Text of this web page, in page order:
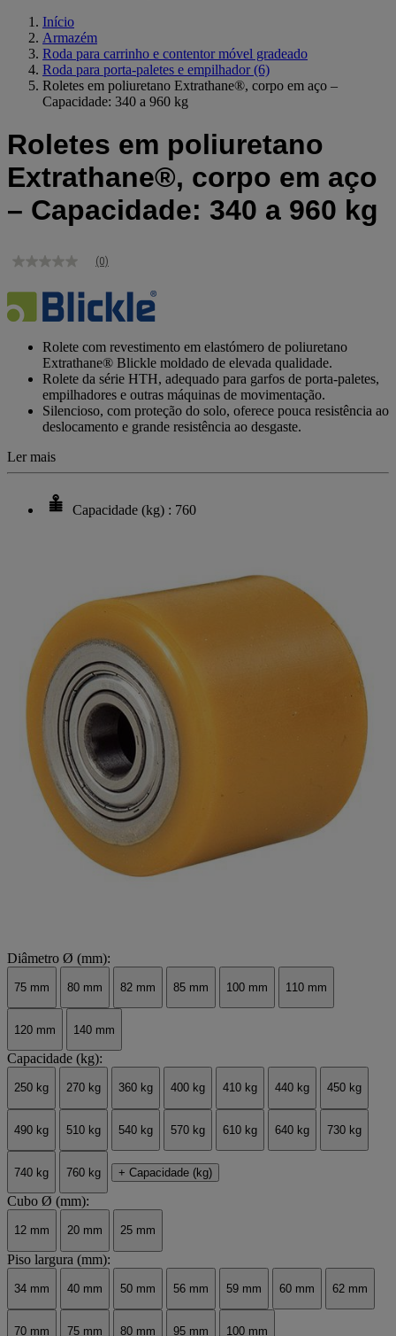
Início
Armazém
Roda para carrinho e contentor móvel gradeado
Roda para porta-paletes e empilhador (6)
Roletes em poliuretano Extrathane®, corpo em aço –
Capacidade: 340 a 960 kg
Roletes em poliuretano
Extrathane®, corpo em aço
– Capacidade: 340 a 960 kg
Sem
de
classificação
Link
mesma
página.
(0)
Rolete com revestimento em elastómero de poliuretano
Extrathane® Blickle moldado de elevada qualidade.
Rolete da série HTH, adequado para garfos de porta-paletes,
empilhadores e outras máquinas de movimentação.
Silencioso, com proteção do solo, oferece pouca resistência ao
deslocamento e grande resistência ao desgaste.
Ler mais
Capacidade (kg) : 760
Diâmetro Ø (mm):
75 mm 80 mm 82 mm 85 mm 100 mm 110 mm
120 mm 140 mm
Capacidade (kg):
250 kg 270 kg 360 kg 400 kg 410 kg 440 kg 450 kg
490 kg 510 kg 540 kg 570 kg 610 kg 640 kg 730 kg
740 kg 760 kg + Capacidade (kg)
Cubo Ø (mm):
12 mm 20 mm 25 mm
Piso largura (mm):
34 mm 40 mm 50 mm 56 mm 59 mm 60 mm 62 mm
70 mm 75 mm 80 mm 95 mm 100 mm